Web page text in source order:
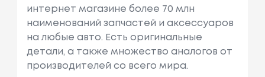
интернет магазине более 70 млн
наименований запчастей и аксессуаров
на любые авто. Есть оригинальные
детали, а также множество аналогов от
производителей со всего мира.